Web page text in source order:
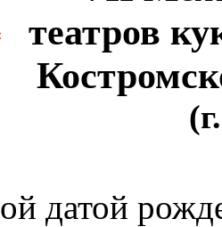
театров
датой